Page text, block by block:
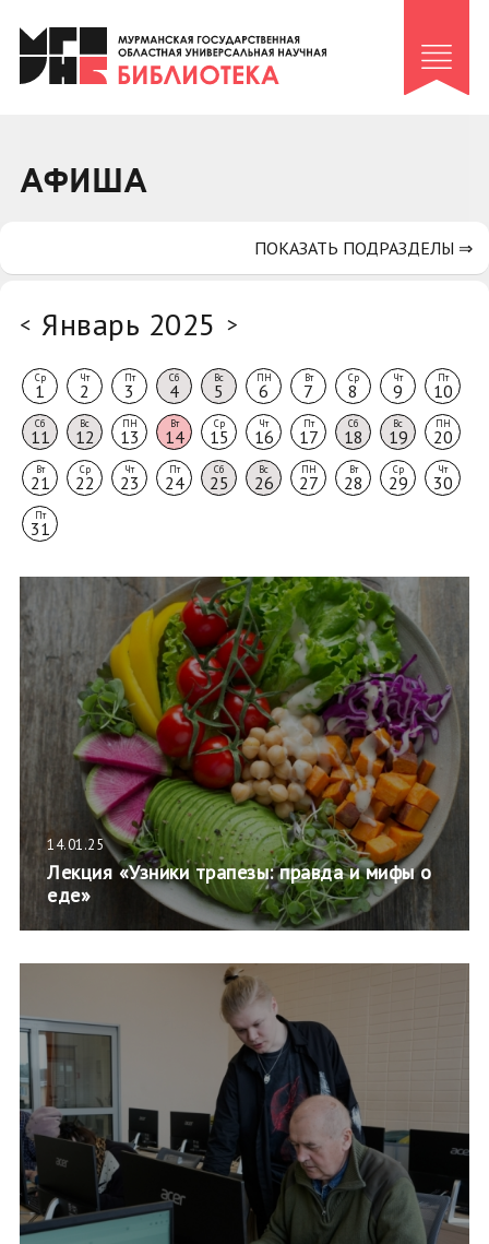
Клуб «Гиря и сельдерей»
Клуб «Семейный архив»
Коллегам
АФИША
< Январь 2025 >
Ср
1
Чт
2
Пт
3
Сб
4
Вс
5
ПН
6
Вт
7
Ср
8
Чт
9
Пт
10
Сб
11
Вс
12
ПН
13
Вт
14
Ср
15
Чт
16
Пт
17
Сб
18
Вс
19
ПН
20
Вт
21
Ср
22
Чт
23
Пт
24
Сб
25
Вс
26
ПН
27
Вт
28
Ср
29
Чт
30
Пт
31
14.01.25
Лекция «Узники трапезы: правда и мифы о
еде»
ПОКАЗАТЬ ПОДРАЗДЕЛЫ ⇒